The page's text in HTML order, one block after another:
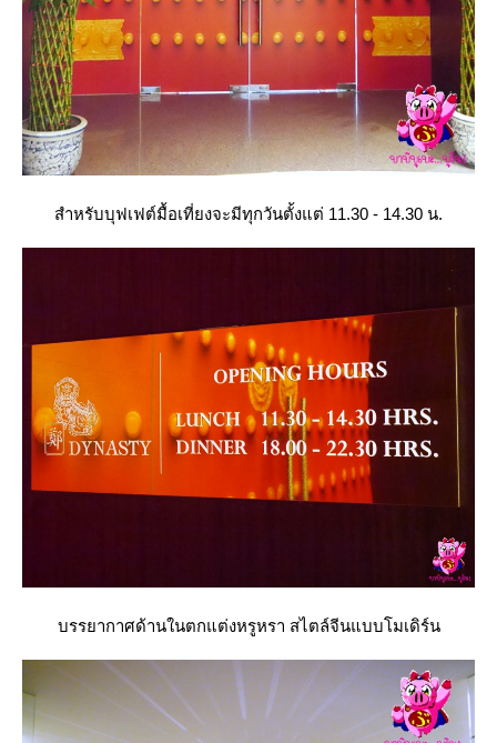
สำหรับบุฟเฟต์มื้อเที่ยงจะมีทุกวันตั้งแต่ 11.30 - 14.30 น.
บรรยากาศด้านในตกแต่งหรูหรา สไตล์จีนแบบโมเดิร์น